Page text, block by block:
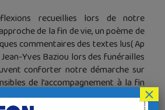
recueillies lors de notre
de la fin de vie, un poème de
commentaires des textes lus( Ap
Jean-Yves Baziou lors des funérailles
conforter notre démarche sur
de l’accompagnement à la fin
Foi.
×